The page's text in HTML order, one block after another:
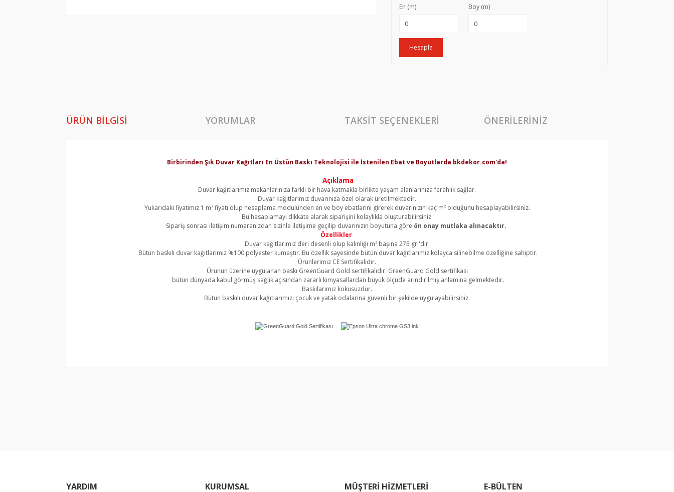
En (m) Boy (m)
Hesapla
ÜRÜN BILGISI YORUMLAR TAKSIT SEÇENEKLERI ÖNERILERINIZ
Birbirinden Şık Duvar Kağıtları En Üstün Baskı Teknolojisi ile İstenilen Ebat ve Boyutlarda bkdekor.com'da!
Açıklama
Duvar kağıtlarımız mekanlarınıza farklı bir hava katmakla birlikte yaşam alanlarınıza ferahlık sağlar.
Duvar kağıtlarımız duvarınıza özel olarak üretilmektedir.
Yukarıdaki fiyatımız 1 m² fiyatı olup hesaplama modulünden en ve boy ebatlarını girerek duvarınızın kaç m² olduğunu hesaplayabilirsiniz.
Bu hesaplamayı dikkate alarak siparişini kolaylıkla oluşturabilirsiniz.
Sipariş sonrası iletişim numaranızdan sizinle iletişime geçilip duvarınızın boyutuna göre ön onay mutlaka alınacaktır.
Özellikler
Duvar kağıtlarımız deri desenli olup kalınlığı m² başına 275 gr.'dır.
Bütün baskılı duvar kağıtlarımız %100 polyester kumaştır. Bu özellik sayesinde bütün duvar kağıtlarımız kolayca silinebilme özelliğine sahiptir.
Ürünlerimiz CE Sertifikalıdır.
Ürünün üzerine uygulanan baskı GreenGuard Gold sertifikalıdır. GreenGuard Gold sertifikası
bütün dünyada kabul görmüş sağlık açısından zararlı kimyasallardan büyük ölçüde arındırılmış anlamına gelmektedir.
Baskılarımız kokusuzdur.
Bütün baskılı duvar kağıtlarımızı çocuk ve yatak odalarına güvenli bir şekilde uygulayabilirsiniz.
YARDIM KURUMSAL MÜŞTERİ HİZMETLERİ E-BÜLTEN